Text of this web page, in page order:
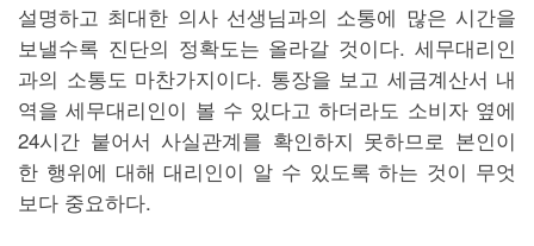
설명하고 최대한 의사 선생님과의 소통에 많은 시간을
보낼수록 진단의 정확도는 올라갈 것이다. 세무대리인
과의 소통도 마찬가지이다. 통장을 보고 세금계산서 내
역을 세무대리인이 볼 수 있다고 하더라도 소비자 옆에
24시간 붙어서 사실관계를 확인하지 못하므로 본인이
한 행위에 대해 대리인이 알 수 있도록 하는 것이 무엇
보다 중요하다.